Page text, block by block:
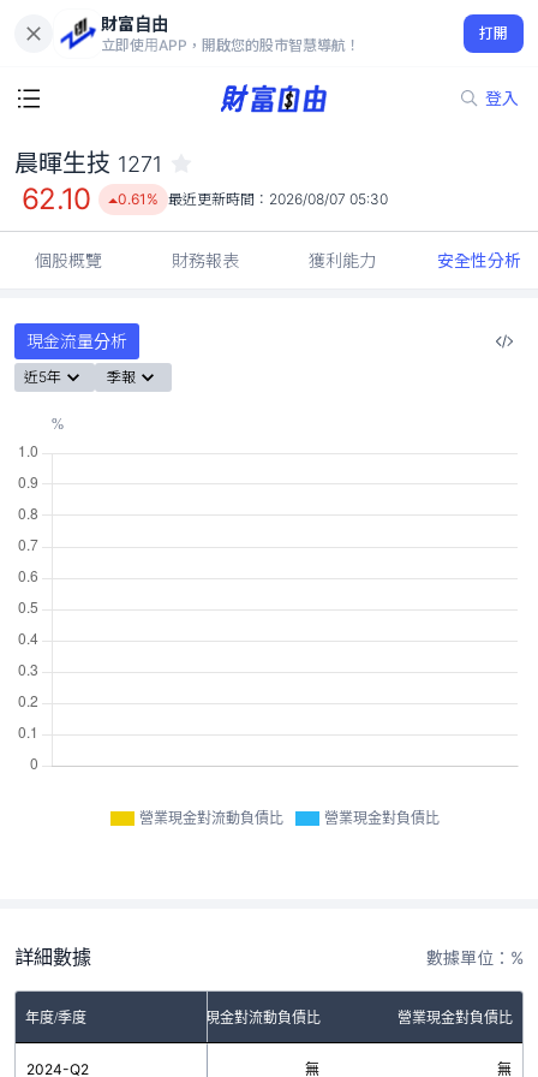
財富自由
立即使用APP，開啟您的股市智慧導航！
打開
登入
62.10
0.61%
晨暉生技 1271
62.10 0.61% 最近更新時間： 2026/08/07 05:30
個股概覽 財務報表 獲利能力 安全性分析
現金流量分析
近5年 季報
營業現金對流動負債比 營業現金對負債比
詳細數據 數據單位：%
年度/季度 營業現金對流動負債比 營業現金對負債比
2024-Q2 無 無